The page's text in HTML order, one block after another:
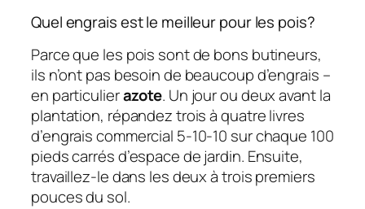
Quel engrais est le meilleur pour les pois?
Parce que les pois sont de bons butineurs,
ils n’ont pas besoin de beaucoup d’engrais –
en particulierazote. Un jour ou deux avant la
plantation, répandez trois à quatre livres
d’engrais commercial 5-10-10 sur chaque 100
pieds carrés d’espace de jardin. Ensuite,
travaillez-le dans les deux à trois premiers
pouces du sol.